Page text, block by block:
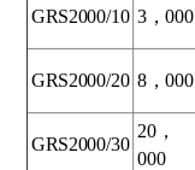
GRS2000/10 3，000
GRS2000/20 8，000
GRS2000/30
20，
000